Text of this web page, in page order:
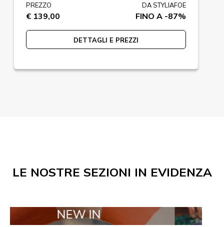
PREZZO
€ 139,00
DA STYLIAFOE
FINO A -87%
DETTAGLI E PREZZI
LE NOSTRE SEZIONI IN EVIDENZA
NEW IN TAILOR